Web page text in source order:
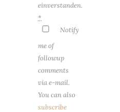
einverstanden.
*
Notify
me of
followup
comments
via e-mail.
You can also
subscribe